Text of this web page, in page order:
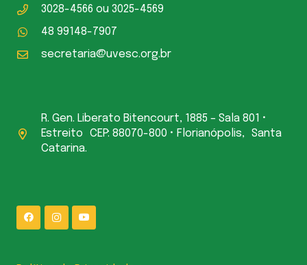
3028-4566 ou 3025-4569
48 99148-7907
secretaria@uvesc.org.br
R. Gen. Liberato Bitencourt, 1885 – Sala 801 •
Estreito CEP: 88070-800 • Florianópolis, Santa
Catarina.